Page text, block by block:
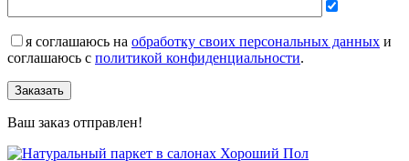
я соглашаюсь на обработку своих персональных данных и
соглашаюсь с политикой конфиденциальности.
Заказать
Ваш заказ отправлен!